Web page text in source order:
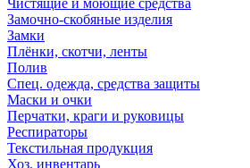
Чистящие и моющие средства
Замочно-скобяные изделия
Замки
Плёнки, скотчи, ленты
Полив
Спец. одежда, средства защиты
Маски и очки
Перчатки, краги и руковицы
Респираторы
Текстильная продукция
Хоз. инвентарь